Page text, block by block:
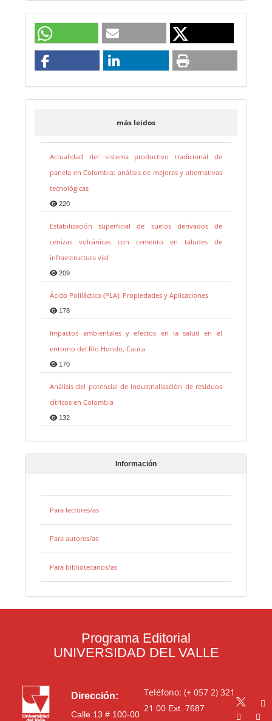
más leidos
Actualidad del sistema productivo tradicional de
panela en Colombia: análisis de mejoras y alternativas
tecnológicas
220
Estabilización superficial de suelos derivados de
cenizas volcánicas con cemento en taludes de
infraestructura vial
209
Ácido Poliláctico (PLA): Propiedades y Aplicaciones
178
Impactos ambientales y efectos en la salud en el
entorno del Río Hondo, Cauca
170
Análisis del potencial de industrialización de residuos
cítricos en Colombia
132
Información
Para lectores/as
Para autores/as
Para bibliotecarios/as
Programa Editorial
UNIVERSIDAD DEL VALLE
Dirección:
Calle 13 # 100-00
Teléfono: (+ 057 2) 321
21 00Ext. 7687